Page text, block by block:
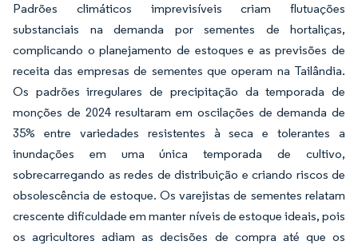
Padrões climáticos imprevisíveis criam flutuações
substanciais na demanda por sementes de hortaliças,
complicando o planejamento de estoques e as previsões de
receita das empresas de sementes que operam na Tailândia.
Os padrões irregulares de precipitação da temporada de
monções de 2024 resultaram em oscilações de demanda de
35% entre variedades resistentes à seca e tolerantes a
inundações em uma única temporada de cultivo,
sobrecarregando as redes de distribuição e criando riscos de
obsolescência de estoque. Os varejistas de sementes relatam
crescente dificuldade em manter níveis de estoque ideais, pois
os agricultores adiam as decisões de compra até que os